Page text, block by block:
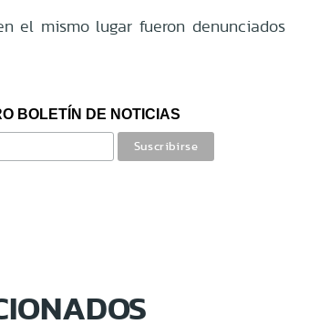
el mismo lugar fueron denunciados
BOLETÍN DE NOTICIAS